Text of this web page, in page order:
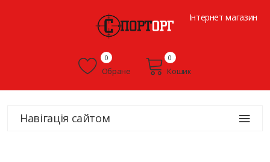
Інтернет магазин
Обране
0
Кошик
0
Навігація сайтом